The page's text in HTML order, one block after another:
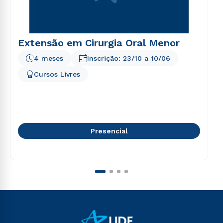
Extensão em Cirurgia Oral Menor
4 meses
Cursos Livres
Inscrição: 23/10 a 10/06
Presencial